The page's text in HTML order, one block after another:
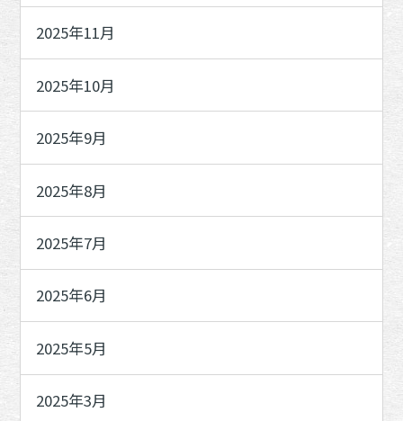
2025年11月
2025年10月
2025年9月
2025年8月
2025年7月
2025年6月
2025年5月
2025年3月